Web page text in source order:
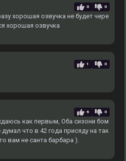
0 0
хорошая озвучка не будет чере
хорошая озвучка
1 0
6 0
как первым, Оба сизони бом
что в 42 года присяду на так
вам не санта барбара ).